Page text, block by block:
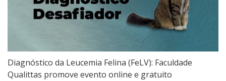
Diagnóstico da Leucemia Felina (FeLV): Faculdade
Qualittas promove evento online e gratuito